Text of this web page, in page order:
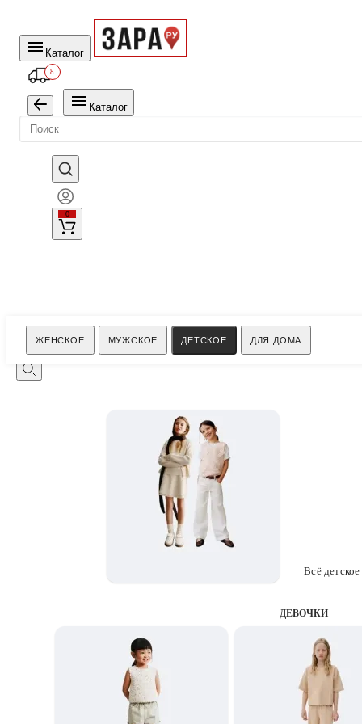
Каталог
8
Каталог
0
ЖЕНСКОЕ МУЖСКОЕ ДЕТСКОЕ ДЛЯ ДОМА
Поиск
Всё детское
ДЕВОЧКИ